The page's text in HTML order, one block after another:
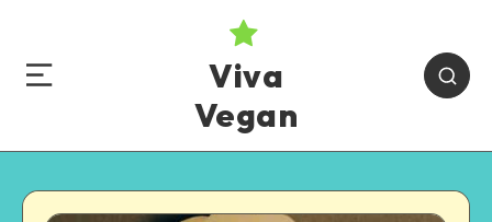
Viva
Vegan